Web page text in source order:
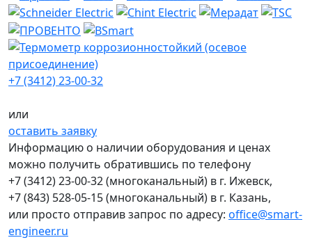
+7 (3412) 23-00-32
или
оставить заявку
Информацию о наличии оборудования и ценах
можно получить обратившись по телефону
+7 (3412) 23-00-32(многоканальный) в г. Ижевск,
+7 (843) 528-05-15(многоканальный) в г. Казань,
или просто отправив запрос по адресу: office@smart-
engineer.ru